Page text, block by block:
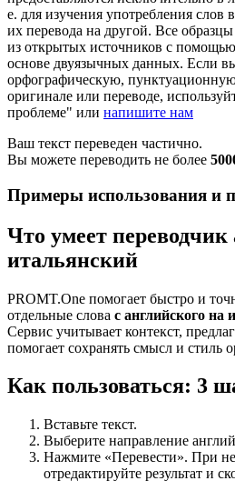
е. для изучения употребления слов
их перевода на другой. Все
из открытых источников с
основе двуязычных данных. Если
орфографическую,
оригинале или переводе,
проблеме" или напишите нам
Ваш текст переведен частично.
Вы можете переводить не более
Примеры использования и
Что умеет
итальянский
PROMT.One помогает быстро и
отдельные слова с английского на
Сервис учитывает контекст,
помогает сохранять смысл и стиль
Как пользоваться: 3
Вставьте текст.
Выберите направление
Нажмите «Перевести». При
отредактируйте результат и